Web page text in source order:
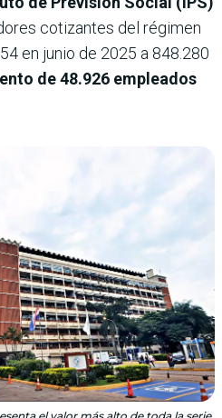
cotizantes del régimen
en junio de 2025 a 848.280
de 48.926 empleados